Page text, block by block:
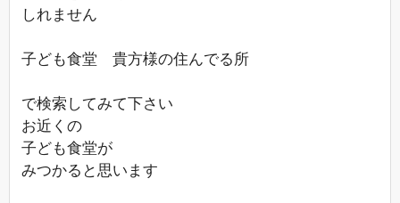
しれません
子ども食堂 貴方様の住んでる所
で検索してみて下さい
お近くの
子ども食堂が
みつかると思います